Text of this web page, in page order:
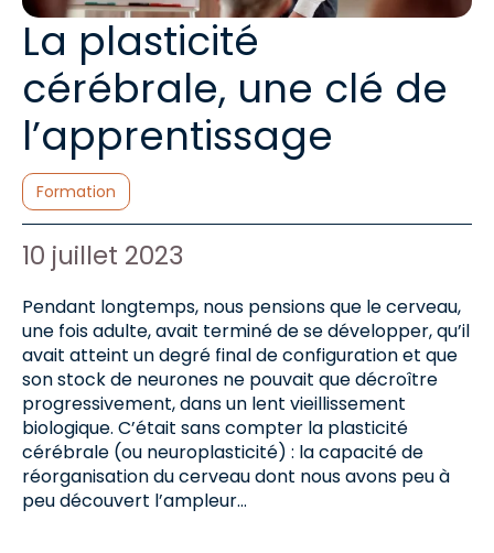
La plasticité
cérébrale, une clé de
l’apprentissage
Catégories :
Formation
Auteur de l'article :
Date de publication :
10 juillet 2023
Pendant longtemps, nous pensions que le cerveau,
une fois adulte, avait terminé de se développer, qu’il
avait atteint un degré final de configuration et que
son stock de neurones ne pouvait que décroître
progressivement, dans un lent vieillissement
biologique. C’était sans compter la plasticité
cérébrale (ou neuroplasticité) : la capacité de
réorganisation du cerveau dont nous avons peu à
peu découvert l’ampleur…